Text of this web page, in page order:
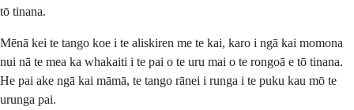
tō tinana.
Mēnā kei te tango koe i te aliskiren me te kai, karo i ngā kai momona
nui nā te mea ka whakaiti i te pai o te uru mai o te rongoā e tō tinana.
He pai ake ngā kai māmā, te tango rānei i runga i te puku kau mō te
urunga pai.